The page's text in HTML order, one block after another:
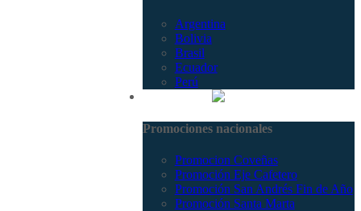
Argentina
Bolivia
Brasil
Ecuador
Perú
Promociones nacionales
Promocion Coveñas
Promoción Eje Cafetero
Promoción San Andrés Fin de Año
Promoción Santa Marta